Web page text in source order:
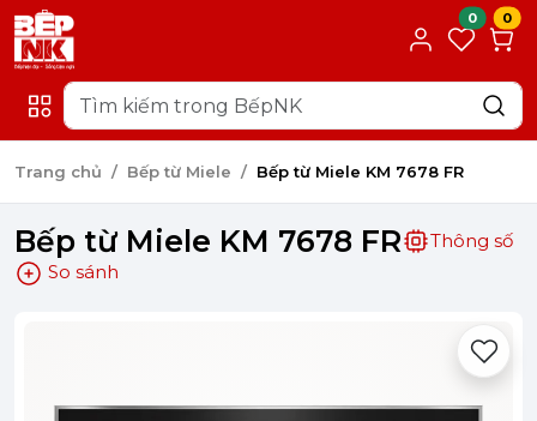
0 0
Trang chủ Bếp từ Miele Bếp từ Miele KM 7678 FR
Bếp từ Miele KM 7678 FR
Thông số
So sánh